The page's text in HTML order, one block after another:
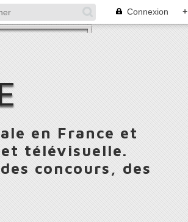
Connexion +
en France et
télévisuelle.
concours, des